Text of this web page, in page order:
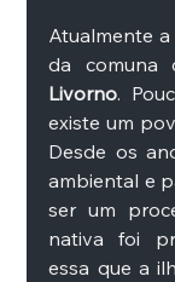
Atualmente
da comuna
Livorno.
existe um
Desde os
ambiental e
ser um
nativa foi
essa que a